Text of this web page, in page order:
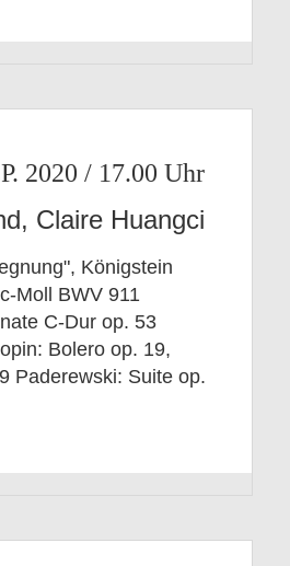
2020 / 17.00
Claire Huangci
Königstein
Moll BWV 911
C-Dur op. 53
Bolero op. 19,
Paderewski: Suite op.